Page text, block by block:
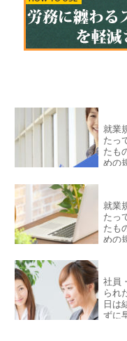
就業
たっ
たも
めの
けれ
就業
たっ
たも
めの
けれ
社員
られ
日は
ずに